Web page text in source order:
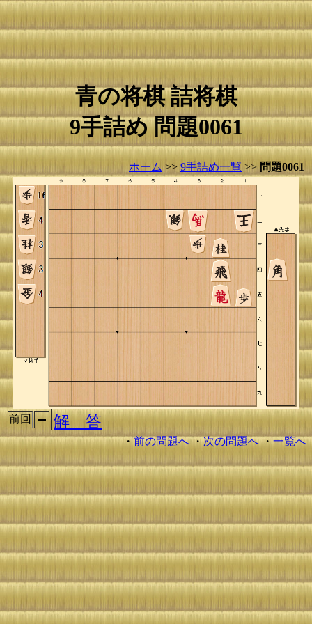
青の将棋 詰将棋
9手詰め 問題0061
ホーム >> 9手詰め一覧 >> 問題0061
前回 解 答
・前の問題へ・次の問題へ・一覧へ